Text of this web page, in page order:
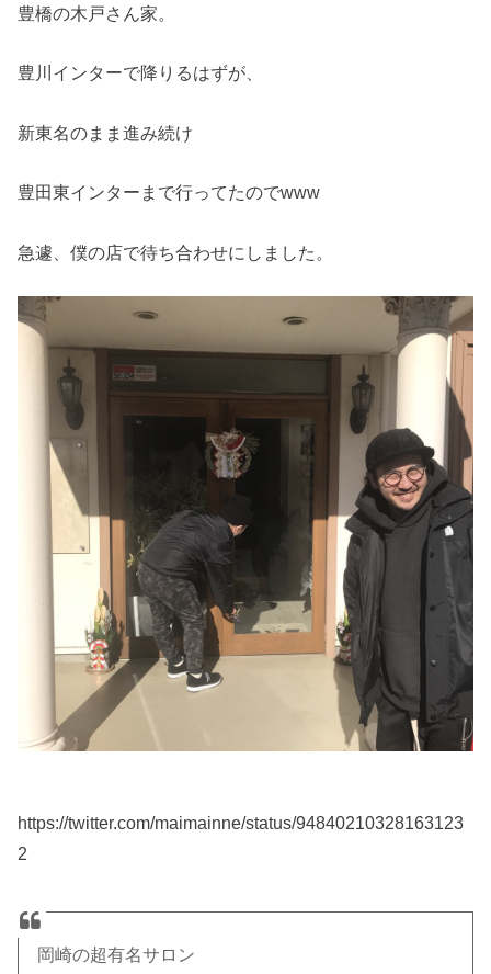
豊橋の木戸さん家。
豊川インターで降りるはずが、
新東名のまま進み続け
豊田東インターまで行ってたのでwww
急遽、僕の店で待ち合わせにしました。
https://twitter.com/maimainne/status/94840210328163123
2
岡崎の超有名サロン